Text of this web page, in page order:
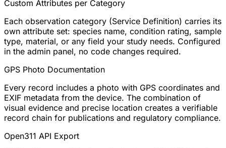
Custom Attributes per Category
Each observation category (Service Definition) carries its
own attribute set: species name, condition rating, sample
type, material, or any field your study needs. Configured
in the admin panel, no code changes required.
GPS Photo Documentation
Every record includes a photo with GPS coordinates and
EXIF metadata from the device. The combination of
visual evidence and precise location creates a verifiable
record chain for publications and regulatory compliance.
Open311 API Export